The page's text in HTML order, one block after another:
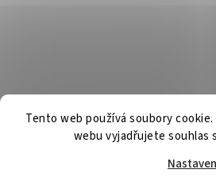
Tento web používá soubory
webu vyjadřujete souhlas